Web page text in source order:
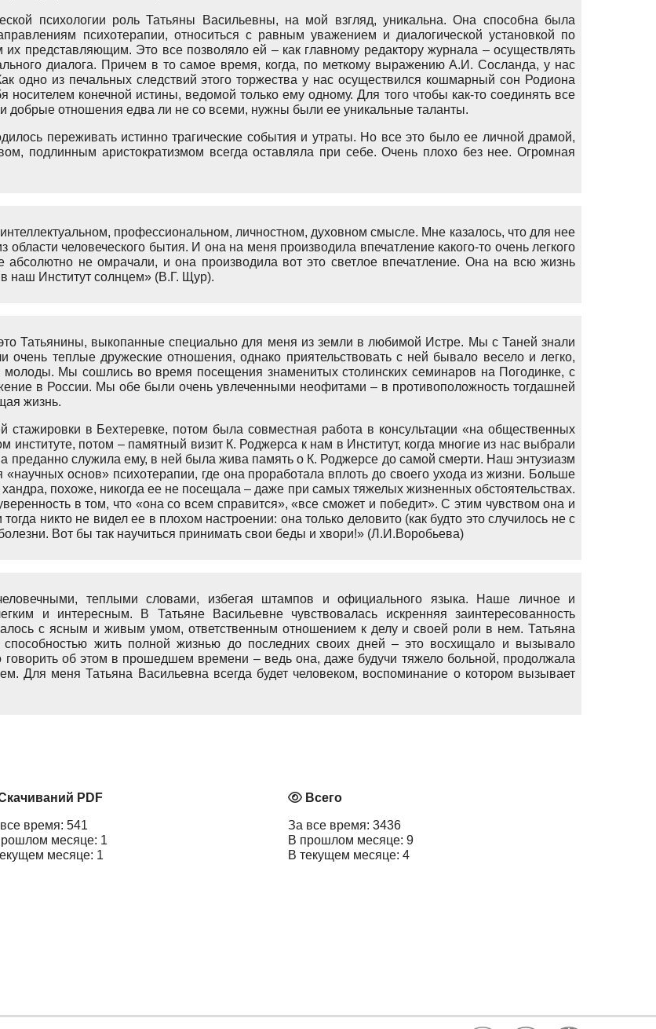
психологии роль Татьяны Васильевны, на мой взгляд, уникальна. Она способна была
психотерапии, относиться с равным уважением и диалогической установкой по
представляющим. Это все позволяло ей – как главному редактору журнала – осуществлять
диалога. Причем в то самое время, когда, по меткому выражению А.И. Сосланда, у нас
одно из печальных следствий этого торжества у нас осуществился кошмарный сон Родиона
конечной истины, ведомой только ему одному. Для того чтобы как-то соединять все
добрые отношения едва ли не со всеми, нужны были ее уникальные таланты.
переживать истинно трагические события и утраты. Но все это было ее личной драмой,
подлинным аристократизмом всегда оставляла при себе. Очень плохо без нее. Огромная
профессиональном, личностном, духовном смысле. Мне казалось, что для нее
области человеческого бытия. И она на меня производила впечатление какого-то очень легкого
не омрачали, и она производила вот это светлое впечатление. Она на всю жизнь
Институт солнцем» (В.Г. Щур).
Татьянины, выкопанные специально для меня из земли в любимой Истре. Мы с Таней знали
очень теплые дружеские отношения, однако приятельствовать с ней бывало весело и легко,
Мы сошлись во время посещения знаменитых столинских семинаров на Погодинке, с
в России. Мы обе были очень увлеченными неофитами – в противоположность тогдашней
жизнь.
в Бехтеревке, потом была совместная работа в консультации «на общественных
институте, потом – памятный визит К. Роджерса к нам в Институт, когда многие из нас выбрали
преданно служила ему, в ней была жива память о К. Роджерсе до самой смерти. Наш энтузиазм
основ» психотерапии, где она проработала вплоть до своего ухода из жизни. Больше
похоже, никогда ее не посещала – даже при самых тяжелых жизненных обстоятельствах.
в том, что «она со всем справится», «все сможет и победит». С этим чувством она и
никто не видел ее в плохом настроении: она только деловито (как будто это случилось не с
Вот бы так научиться принимать свои беды и хвори!» (Л.И.Воробьева)
теплыми словами, избегая штампов и официального языка. Наше личное и
и интересным. В Татьяне Васильевне чувствовалась искренняя заинтересованность
с ясным и живым умом, ответственным отношением к делу и своей роли в нем. Татьяна
способностью жить полной жизнью до последних своих дней – это восхищало и вызывало
об этом в прошедшем времени – ведь она, даже будучи тяжело больной, продолжала
Для меня Татьяна Васильевна всегда будет человеком, воспоминание о котором вызывает
PDF
время: 541
месяце: 1
месяце: 1
Всего
За все время: 3436
В прошлом месяце: 9
В текущем месяце: 4